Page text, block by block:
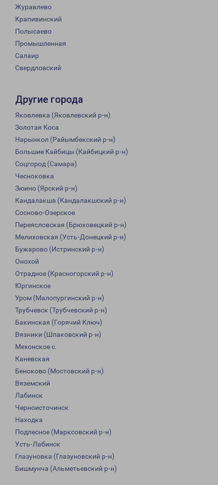
Журавлево
Крапивинский
Полысаево
Промышленная
Салаир
Свердловский
Другие города
Яковлевка (Яковлевский р-н)
Золотая Коса
Нарынкол (Райымбекский р-н)
Большие Кайбицы (Кайбицкий р-н)
Соцгород (Самара)
Чесноковка
Зюино (Ярский р-н)
Кандалакша (Кандалакшский р-н)
Сосново-Озерское
Переясловская (Брюховецкий р-н)
Мелиховская (Усть-Донецкий р-н)
Бужарово (Истринский р-н)
Онохой
Отрадное (Красногорский р-н)
Юргинское
Уром (Малопургинский р-н)
Трубчевск (Трубчевский р-н)
Бакинская (Горячий Ключ)
Вязники (Шпаковский р-н)
Мехонское с.
Каневская
Беноково (Мостовский р-н)
Вяземский
Лабинск
Черноисточинск
Находка
Подлесное (Марксовский р-н)
Усть-Лабинск
Глазуновка (Глазуновский р-н)
Бишмунча (Альметьевский р-н)